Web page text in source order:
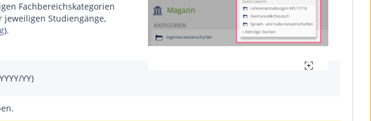
Fachbereichskategorien
Studiengänge,
).
YY)